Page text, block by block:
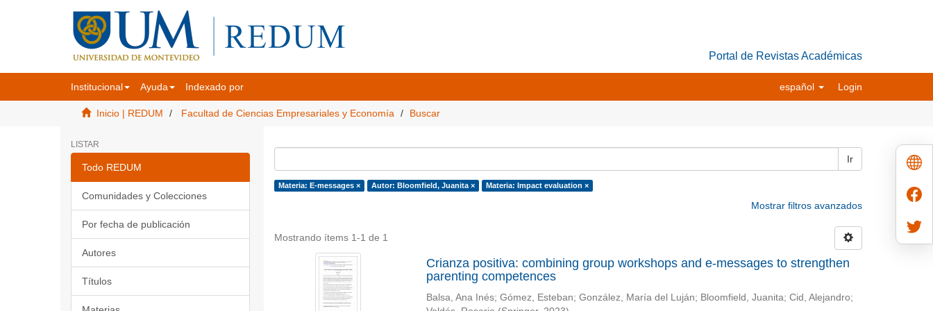
Portal de Revistas Académicas
Institucional Ayuda Indexado por español Login
Inicio | REDUM Facultad de Ciencias Empresariales y Economía Buscar
LISTAR
Todo REDUM
Comunidades y Colecciones
Por fecha de publicación
Autores
Títulos
Ir
Materia: E-messages × Autor: Bloomfield, Juanita × Materia: Impact evaluation ×
Mostrar filtros avanzados
Mostrando ítems 1-1 de 1
Crianza positiva: combining group workshops and e-messages to strengthen
parenting competences
Balsa, Ana Inés; Gómez, Esteban; González, María del Luján; Bloomfield, Juanita; Cid, Alejandro;